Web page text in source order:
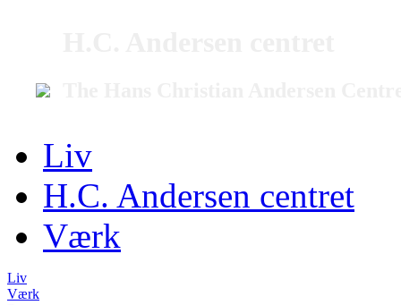
Liv
H.C. Andersen centret
Værk
Liv
Værk